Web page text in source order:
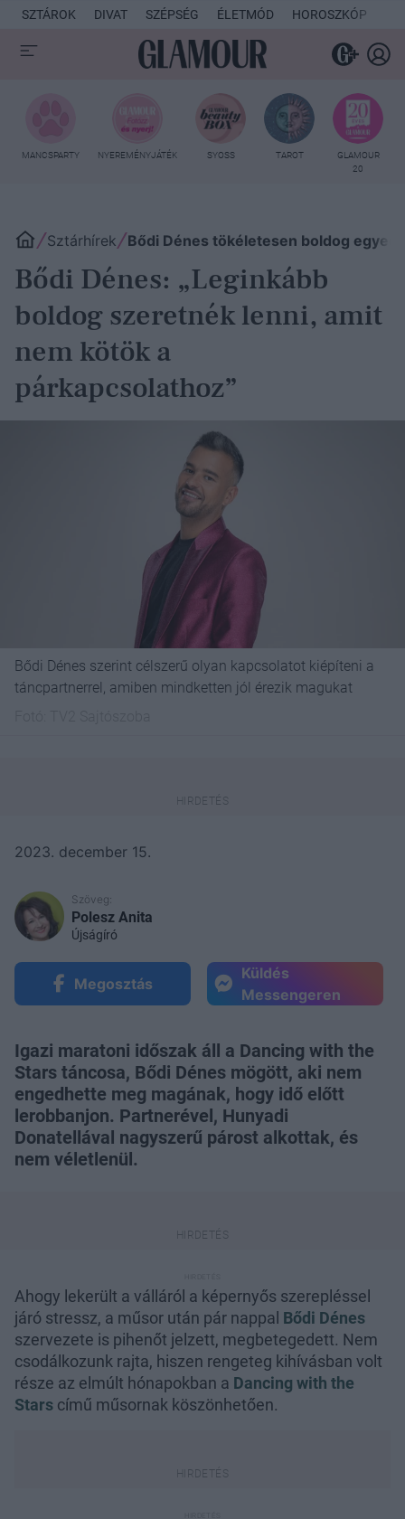
SZTÁROK DIVAT SZÉPSÉG ÉLETMÓD HOROSZKÓP
MANCSPARTY NYEREMÉNYJÁTÉK SYOSS TAROT
GLAMOUR
20
Sztárhírek Bődi Dénes tökéletesen boldog
Bődi Dénes: „Leginkább
boldog szeretnék lenni, amit
nem kötök a
párkapcsolathoz”
Bődi Dénes szerint célszerű olyan kapcsolatot kiépíteni a
táncpartnerrel, amiben mindketten jól érezik magukat
2023. december 15.
Szöveg:
Polesz Anita
Újságíró
Megosztás
Küldés
Messengeren
Igazi maratoni időszak áll a Dancing with the
Stars táncosa, Bődi Dénes mögött, aki nem
engedhette meg magának, hogy idő előtt
lerobbanjon. Partnerével, Hunyadi
Donatellával nagyszerű párost alkottak, és
nem véletlenül.
Ahogy lekerült a válláról a képernyős szerepléssel
járó stressz, a műsor után pár nappal Bődi Dénes
szervezete is pihenőt jelzett, megbetegedett. Nem
csodálkozunk rajta, hiszen rengeteg kihívásban volt
része az elmúlt hónapokban a Dancing with the
Stars című műsornak köszönhetően.